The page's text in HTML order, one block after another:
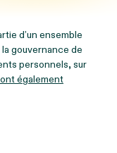
d’un ensemble
gouvernance de
personnels, sur
également